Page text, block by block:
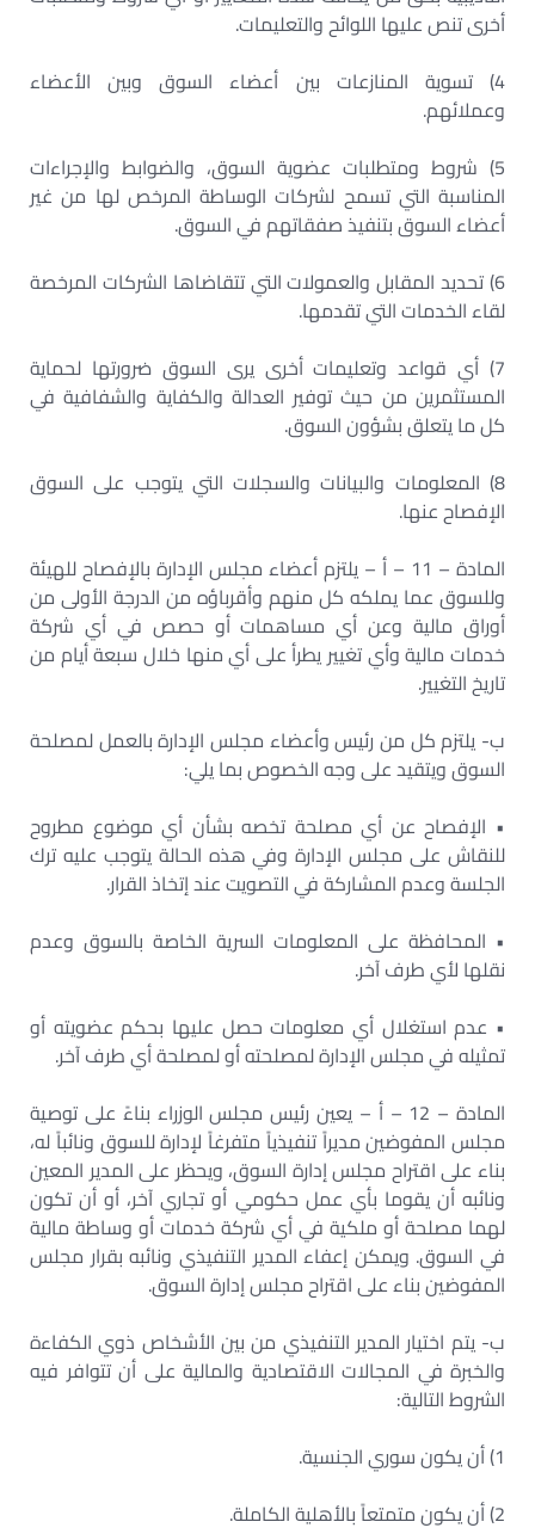
أخرى تنص عليها اللوائح والتعليمات.
4) تسوية المنازعات بين أعضاء السوق وبين الأعضاء
وعملائهم.
5) شروط ومتطلبات عضوية السوق، والضوابط والإجراءات
المناسبة التي تسمح لشركات الوساطة المرخص لها من غير
أعضاء السوق بتنفيذ صفقاتهم في السوق.
6) تحديد المقابل والعمولات التي تتقاضاها الشركات المرخصة
لقاء الخدمات التي تقدمها.
7) أي قواعد وتعليمات أخرى يرى السوق ضرورتها لحماية
المستثمرين من حيث توفير العدالة والكفاية والشفافية في
كل ما يتعلق بشؤون السوق.
8) المعلومات والبيانات والسجلات التي يتوجب على السوق
الإفصاح عنها.
المادة – 11 – أ – يلتزم أعضاء مجلس الإدارة بالإفصاح للهيئة
وللسوق عما يملكه كل منهم وأقرباؤه من الدرجة الأولى من
أوراق مالية وعن أي مساهمات أو حصص في أي شركة
خدمات مالية وأي تغيير يطرأ على أي منها خلال سبعة أيام من
تاريخ التغيير.
ب- يلتزم كل من رئيس وأعضاء مجلس الإدارة بالعمل لمصلحة
السوق ويتقيد على وجه الخصوص بما يلي:
• الإفصاح عن أي مصلحة تخصه بشأن أي موضوع مطروح
للنقاش على مجلس الإدارة وفي هذه الحالة يتوجب عليه ترك
الجلسة وعدم المشاركة في التصويت عند إتخاذ القرار.
• المحافظة على المعلومات السرية الخاصة بالسوق وعدم
نقلها لأي طرف آخر.
• عدم استغلال أي معلومات حصل عليها بحكم عضويته أو
تمثيله في مجلس الإدارة لمصلحته أو لمصلحة أي طرف آخر.
المادة – 12 – أ – يعين رئيس مجلس الوزراء بناءً على توصية
مجلس المفوضين مديراً تنفيذياً متفرغاً لإدارة للسوق ونائباً له،
بناء على اقتراح مجلس إدارة السوق، ويحظر على المدير المعين
ونائبه أن يقوما بأي عمل حكومي أو تجاري آخر، أو أن تكون
لهما مصلحة أو ملكية في أي شركة خدمات أو وساطة مالية
في السوق. ويمكن إعفاء المدير التنفيذي ونائبه بقرار مجلس
المفوضين بناء على اقتراح مجلس إدارة السوق.
ب- يتم اختيار المدير التنفيذي من بين الأشخاص ذوي الكفاءة
والخبرة في المجالات الاقتصادية والمالية على أن تتوافر فيه
الشروط التالية:
1) أن يكون سوري الجنسية.
2) أن يكون متمتعاً بالأهلية الكاملة.